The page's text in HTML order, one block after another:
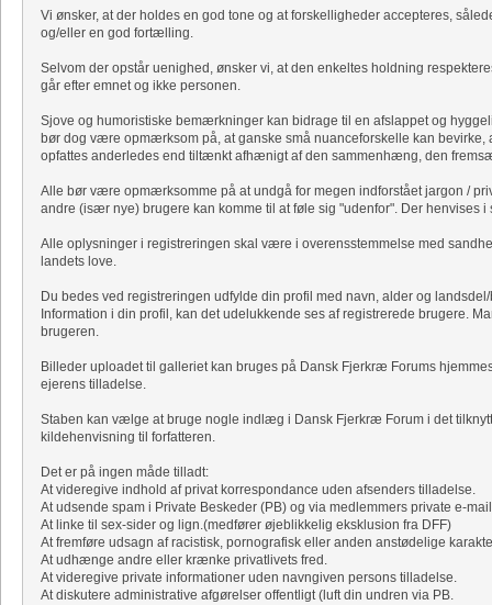
Vi ønsker, at der holdes en god tone og at forskelligheder accepteres,
og/eller en god fortælling.
Selvom der opstår uenighed, ønsker vi, at den enkeltes holdning
går efter emnet og ikke personen.
Sjove og humoristiske bemærkninger kan bidrage til en afslappet og
bør dog være opmærksom på, at ganske små nuanceforskelle kan
opfattes anderledes end tiltænkt afhænigt af den sammenhæng, den
Alle bør være opmærksomme på at undgå for megen indforstået jargon /
andre (især nye) brugere kan komme til at føle sig "udenfor". Der henvises i
Alle oplysninger i registreringen skal være i overensstemmelse med
landets love.
Du bedes ved registreringen udfylde din profil med navn, alder og
Information i din profil, kan det udelukkende ses af registrerede brugere.
brugeren.
Billeder uploadet til galleriet kan bruges på Dansk Fjerkræ Forums
ejerens tilladelse.
Staben kan vælge at bruge nogle indlæg i Dansk Fjerkræ Forum i det
kildehenvisning til forfatteren.
Det er på ingen måde tilladt:
At videregive indhold af privat korrespondance uden afsenders tilladelse.
At udsende spam i Private Beskeder (PB) og via medlemmers private e-
At linke til sex-sider og lign.(medfører øjeblikkelig eksklusion fra DFF)
At fremføre udsagn af racistisk, pornografisk eller anden anstødelige
At udhænge andre eller krænke privatlivets fred.
At videregive private informationer uden navngiven persons tilladelse.
At diskutere administrative afgørelser offentligt (luft din undren via PB.